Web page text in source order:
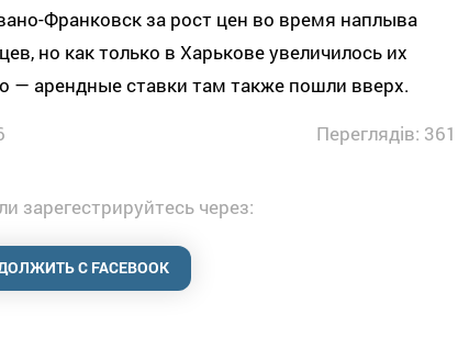
Франковск за рост цен во время наплыва
но как только в Харькове увеличилось их
— арендные ставки там также пошли вверх.
Переглядів:
зарегестрируйтесь через:
С FACEBOOK